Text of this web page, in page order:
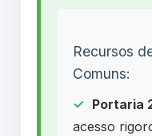
Recursos
Comuns:
Portaria
acesso